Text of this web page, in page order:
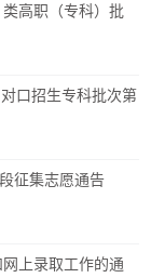
高职（专科）批
口招生专科批次第
征集志愿通告
上录取工作的通